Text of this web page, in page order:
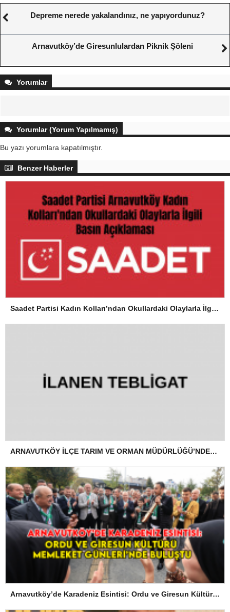
Depreme nerede yakalandınız, ne yapıyordunuz?
Arnavutköy’de Giresunlulardan Piknik Şöleni
Yorumlar
Yorumlar (Yorum Yapılmamış)
Bu yazı yorumlara kapatılmıştır.
Benzer Haberler
Saadet Partisi Kadın Kolları’ndan Okullardaki Olaylarla İlgili Basın Açıklaması
ARNAVUTKÖY İLÇE TARIM VE ORMAN MÜDÜRLÜĞÜ’NDEN İLANEN TEBLİGAT
Arnavutköy’de Karadeniz Esintisi: Ordu ve Giresun Kültürü Memleket Günleri’nde Buluştu